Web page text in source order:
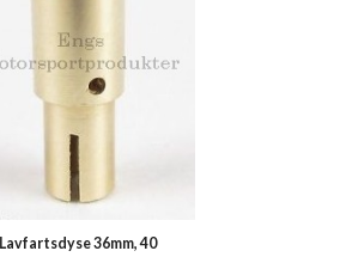
Lavfartsdyse 36mm, 40